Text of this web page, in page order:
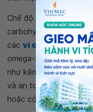
Chế độ dinh dưỡng
carbohydrate, protein
các vi chất dinh
omega-3, vitamin như
như kẽm và sắt,... Các
và an toàn cho cha
hoặc có thể là những